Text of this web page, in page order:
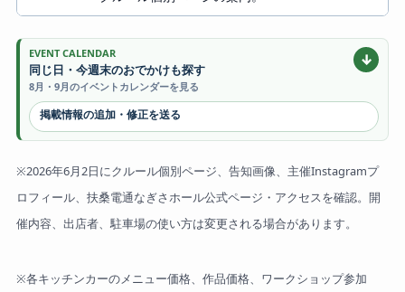
EVENT CALENDAR
同じ日・今週末のおでかけも探す
8月・9月のイベントカレンダーを見る
↓
掲載情報の追加・修正を送る
※2026年6月2日にクルール個別ページ、告知画像、主催Instagramプ
ロフィール、扶桑電通なぎさホール公式ページ・アクセスを確認。開
催内容、出店者、駐車場の使い方は変更される場合があります。
※各キッチンカーのメニュー価格、作品価格、ワークショップ参加